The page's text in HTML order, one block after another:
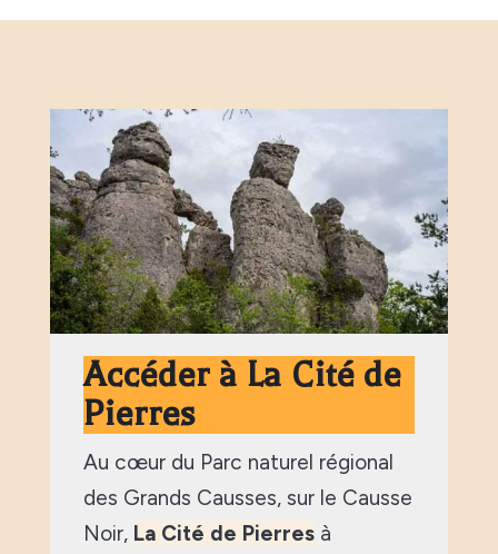
Accéder à La Cité de
Pierres
Au cœur du Parc naturel régional
des Grands Causses, sur le Causse
Noir, La Cité de Pierresà